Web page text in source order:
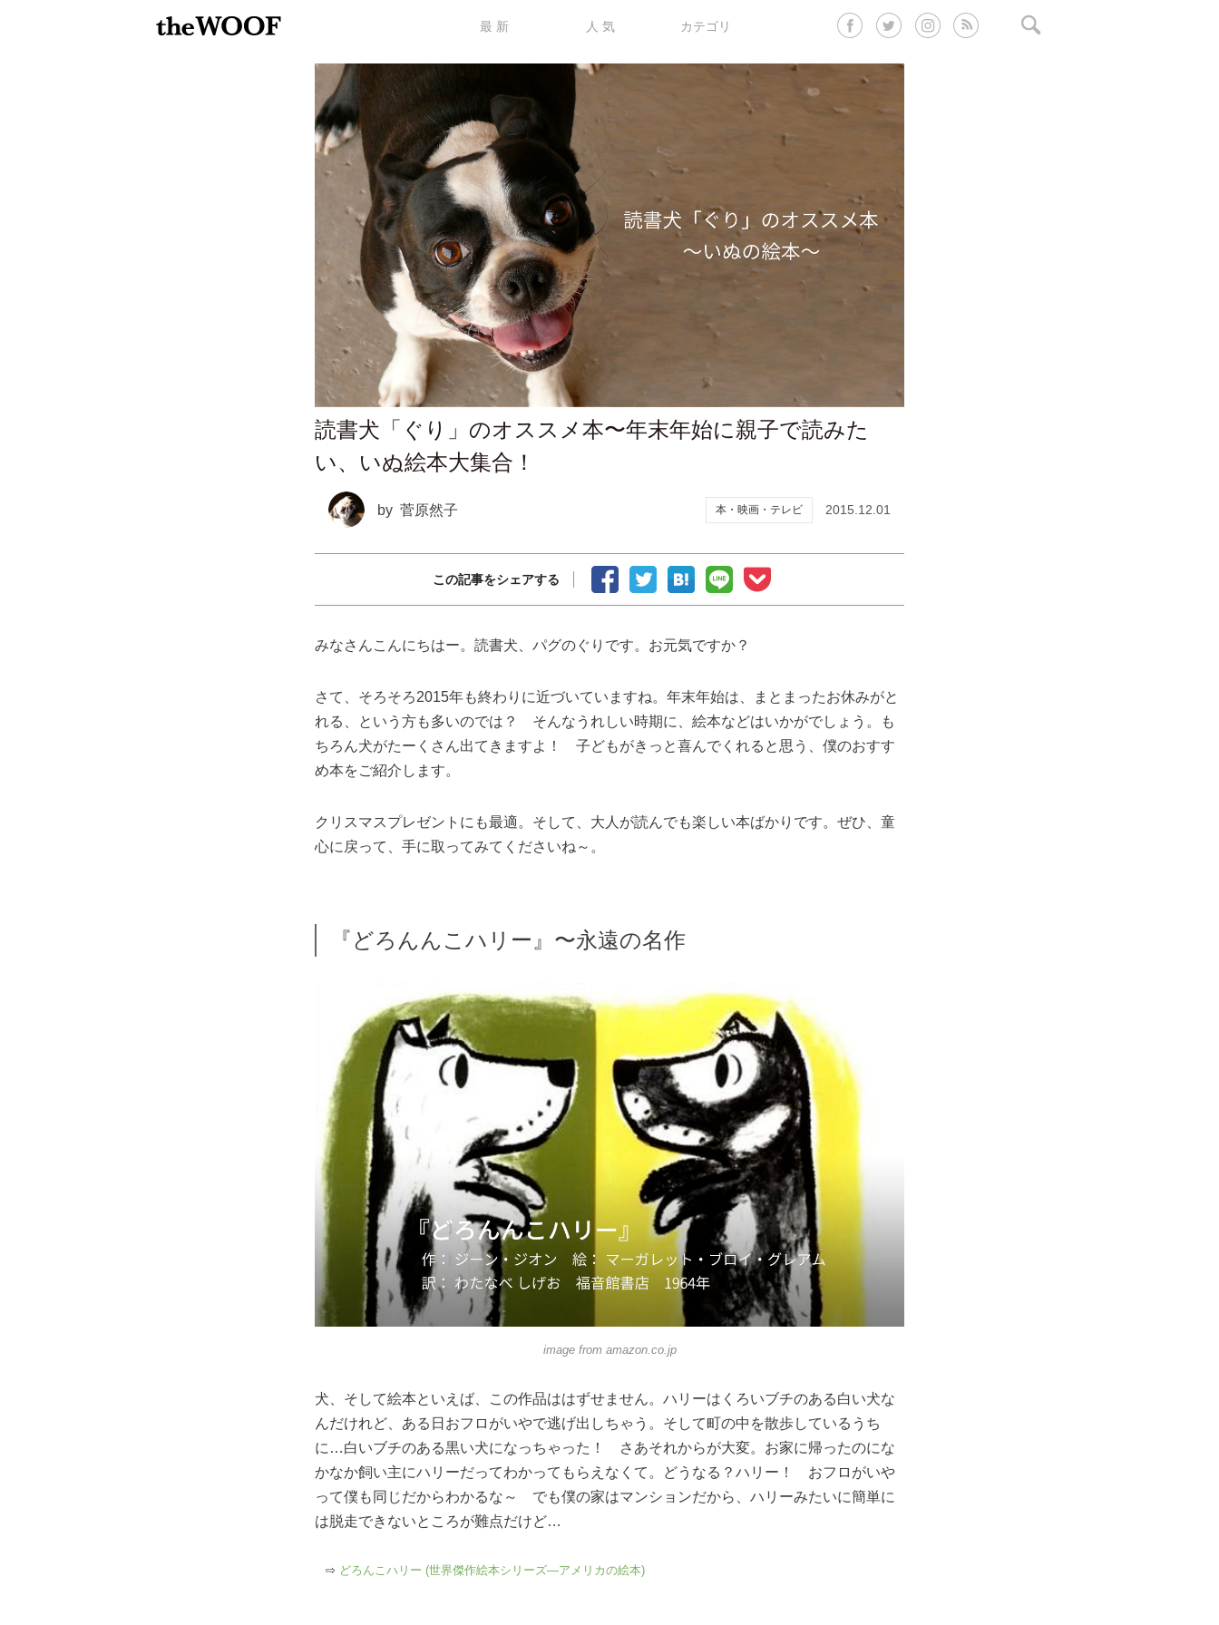
最 新 人 気 カテゴリ
読書犬「ぐり」のオススメ本〜年末年始に親子で読みた
い、いぬ絵本大集合！
by 菅原然子 本・映画・テレビ 2015.12.01
この記事をシェアする
みなさんこんにちはー。読書犬、パグのぐりです。お元気ですか？
さて、そろそろ2015年も終わりに近づいていますね。年末年始は、まとまったお休みがと
れる、という方も多いのでは？ そんなうれしい時期に、絵本などはいかがでしょう。も
ちろん犬がたーくさん出てきますよ！ 子どもがきっと喜んでくれると思う、僕のおすす
め本をご紹介します。
クリスマスプレゼントにも最適。そして、大人が読んでも楽しい本ばかりです。ぜひ、童
心に戻って、手に取ってみてくださいね～。
『どろんんこハリー』〜永遠の名作
image from amazon.co.jp
犬、そして絵本といえば、この作品ははずせません。ハリーはくろいブチのある白い犬な
んだけれど、ある日おフロがいやで逃げ出しちゃう。そして町の中を散歩しているうち
に…白いブチのある黒い犬になっちゃった！ さあそれからが大変。お家に帰ったのにな
かなか飼い主にハリーだってわかってもらえなくて。どうなる？ハリー！ おフロがいや
って僕も同じだからわかるな～ でも僕の家はマンションだから、ハリーみたいに簡単に
は脱走できないところが難点だけど…
⇨ どろんこハリー (世界傑作絵本シリーズ―アメリカの絵本)